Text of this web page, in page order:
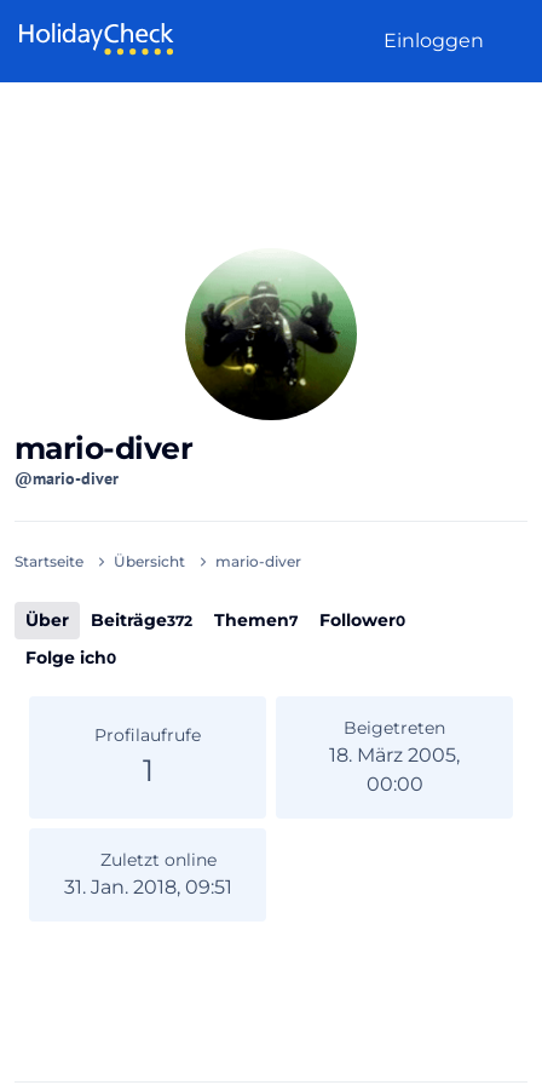
Einloggen
mario-diver
@mario-diver
Startseite Übersicht mario-diver
Über Beiträge372 Themen7 Follower0
Folge ich0
Profilaufrufe
1
Beigetreten
18. März 2005,
00:00
Zuletzt online
31. Jan. 2018, 09:51